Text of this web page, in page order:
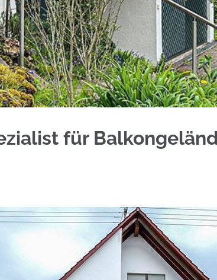
Jakobs und ✓Geländerbau,
für